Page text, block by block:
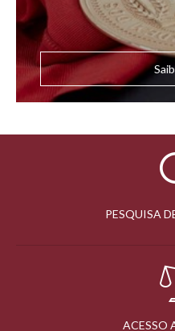
PESQUISA
ACESSO